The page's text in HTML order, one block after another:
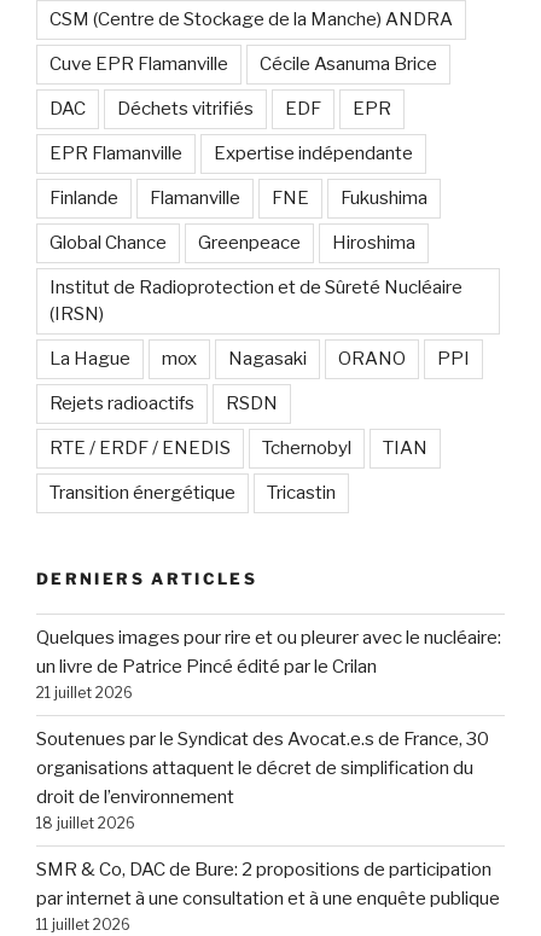
CSM (Centre de Stockage de la Manche) ANDRA
Cuve EPR Flamanville Cécile Asanuma Brice
DAC Déchets vitrifiés EDF EPR
EPR Flamanville Expertise indépendante
Finlande Flamanville FNE Fukushima
Global Chance Greenpeace Hiroshima
Institut de Radioprotection et de Sûreté Nucléaire
(IRSN)
La Hague mox Nagasaki ORANO PPI
Rejets radioactifs RSDN
RTE / ERDF / ENEDIS Tchernobyl TIAN
Transition énergétique Tricastin
DERNIERS ARTICLES
Quelques images pour rire et ou pleurer avec le nucléaire:
un livre de Patrice Pincé édité par le Crilan
21 juillet 2026
Soutenues par le Syndicat des Avocat.e.s de France, 30
organisations attaquent le décret de simplification du
droit de l’environnement
18 juillet 2026
SMR & Co, DAC de Bure: 2 propositions de participation
par internet à une consultation et à une enquête publique
11 juillet 2026